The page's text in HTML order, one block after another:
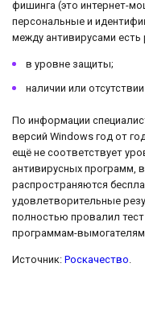
фишинга (это интернет-
персональные и
между антивирусами есть
в уровне защиты;
наличии или
По информации
версий Windows год от
ещё не соответствует
антивирусных программ,
распространяются
удовлетворительные
полностью провалил
программам-вымогателям.
Источник: Роскачество